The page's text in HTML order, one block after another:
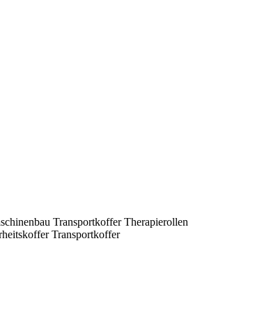
Transportkoffer Therapierollen
Transportkoffer